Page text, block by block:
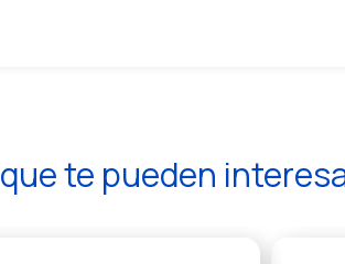
te pueden